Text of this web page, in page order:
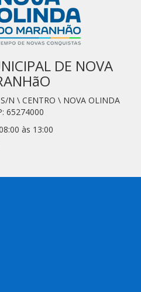
DE NOVA
N \ CENTRO \ NOVA OLINDA
65274000
às 13:00